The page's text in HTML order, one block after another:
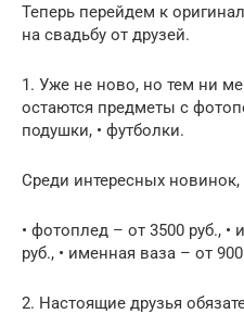
Теперь перейдем к
на свадьбу от друзей.
1. Уже не ново, но тем ни
остаются предметы с
подушки, • футболки.
Среди интересных
• фотоплед – от 3500 руб.,
руб., • именная ваза – от
2. Настоящие друзья